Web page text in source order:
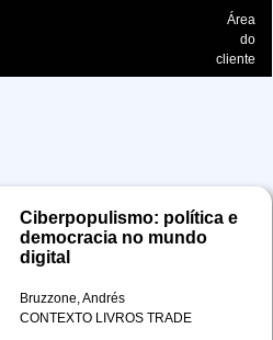
Área
do
cliente
Ciberpopulismo: política e
democracia no mundo
digital
Bruzzone, Andrés
CONTEXTO LIVROS TRADE